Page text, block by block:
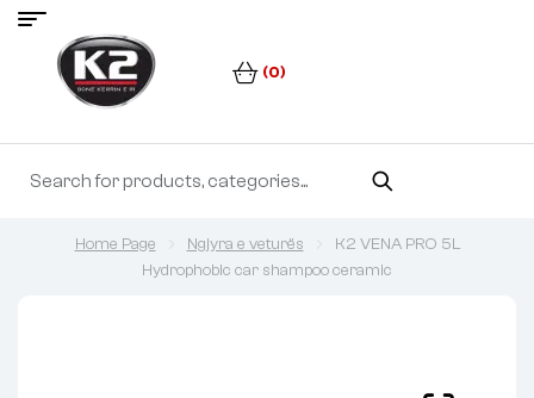
(0)
Home Page Ngjyra e veturës
K2 VENA PRO 5L
Hydrophobic car shampoo ceramic